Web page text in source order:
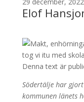
Elof
Denna text är
Södertälje har
kommunen länets